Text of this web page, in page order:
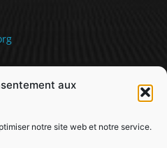
aux
notre site web et notre service.
US